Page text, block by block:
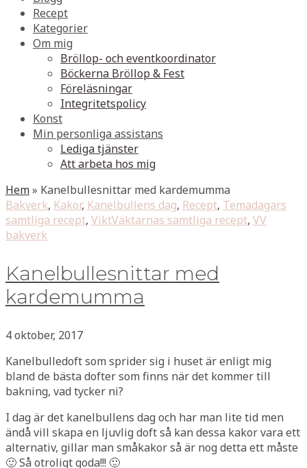
Recept
Kategorier
Om mig
Bröllop- och eventkoordinator
Böckerna Bröllop & Fest
Föreläsningar
Integritetspolicy
Konst
Min personliga assistans
Lediga tjänster
Att arbeta hos mig
Hem» Kanelbullesnittar med kardemumma
Bakverk, Kakor, Kanelbullens dag, Recept, Temadagars
samtliga recept, ViktVäktarnas samtliga recept, VV
bakverk
Kanelbullesnittar med
kardemumma
4 oktober, 2017
Kanelbulledoft som sprider sig i huset är enligt mig
bland de bästa dofter som finns när det kommer till
bakning, vad tycker ni?
I dag är det kanelbullens dag och har man lite tid men
ändå vill skapa en ljuvlig doft så kan dessa kakor vara ett
alternativ, gillar man småkakor så är nog detta ett måste
🙂 Så otroligt goda!!! 🙂